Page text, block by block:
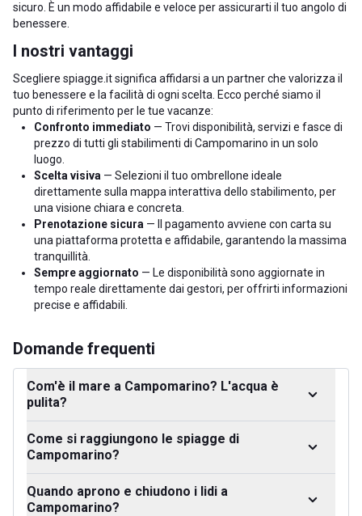
sicuro. È un modo affidabile e veloce per assicurarti il tuo angolo di
benessere.
I nostri vantaggi
Scegliere spiagge.it significa affidarsi a un partner che valorizza il
tuo benessere e la facilità di ogni scelta. Ecco perché siamo il
punto di riferimento per le tue vacanze:
Confronto immediato — Trovi disponibilità, servizi e fasce di
prezzo di tutti gli stabilimenti di Campomarino in un solo
luogo.
Scelta visiva — Selezioni il tuo ombrellone ideale
direttamente sulla mappa interattiva dello stabilimento, per
una visione chiara e concreta.
Prenotazione sicura — Il pagamento avviene con carta su
una piattaforma protetta e affidabile, garantendo la massima
tranquillità.
Sempre aggiornato — Le disponibilità sono aggiornate in
tempo reale direttamente dai gestori, per offrirti informazioni
precise e affidabili.
Domande frequenti
Com'è il mare a Campomarino? L'acqua è
pulita?
Come si raggiungono le spiagge di
Campomarino?
Quando aprono e chiudono i lidi a
Campomarino?